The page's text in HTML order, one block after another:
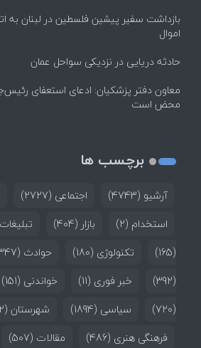
بازداشت سفیر پیشین فلسطین در لبنان به
اموال
حادثه دریایی در نزدیکی سواحل عمان
معاون دفتر پزشکیان: ادعای استعفای
محض است
برچسب ها
آرشیو (4743) اجتماعی (2727)
استخدام (2) بازار (404) تبلیغات
(165)
تکنولوژی (180) حوادث (2347)
(392)
خبر فوری (11) خواندنی (151)
(720)
سیاسی (1894) شهرستان (5862)
فرهنگی هنری (486) مقالات (507)